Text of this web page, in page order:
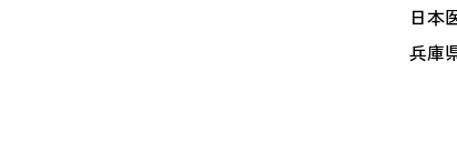
日本
兵庫